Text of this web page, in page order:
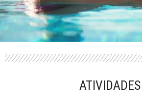
PERFORMANCE
ATIVIDADES